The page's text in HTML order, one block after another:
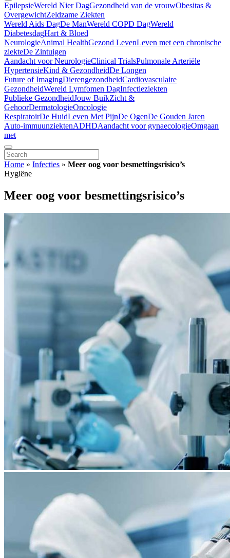
EpilepsieWereld Nier DagGezondheid van de vrouwObesitas &
OvergewichtZeldzame Ziekten
Wereld Aids DagDe ManWereld COPD DagWereld
DiabetesdagHart & Bloed
NeurologieAnimal HealthGezond LevenLeven met een chronische
ziekteDe Zintuigen
Aandacht voor NeurologieClinical TrialsPulmonale Arteriële
HypertensieKind & GezondheidDe Longen
Future of ImagingDierengezondheidCardiovasculaire
GezondheidWereld Lymfomen DagInfectieziekten
Publieke GezondheidJouw BuikZicht &
GehoorDermatologieOncologie
RespiratoirDe HuidLeven Met PijnDe OgenDe Gouden Jaren
Auto-immuunziektenADHDAandacht voor gynaecologieOmgaan
met
Home » Infecties » Meer oog voor besmettingsrisico’s
Hygiëne
Meer oog voor besmettingsrisico’s